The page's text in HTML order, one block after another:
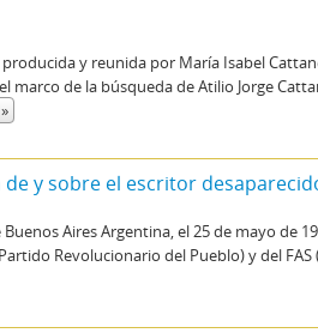
y reunida por María Isabel
marco de la búsqueda de Atilio Jorge
»
Aires Argentina, el 25 de mayo de
Revolucionario del Pueblo) y del FAS